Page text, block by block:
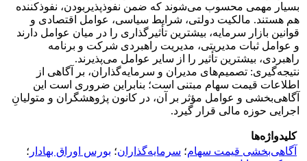
بسیار مهمی محسوب می‌شوند که ضمن نفوذپذیربودن، نفوذکننده
هم هستند. مالکیت دولتی، شرایط سیاسی، عوامل اقتصادی و
قوانین بازار سرمایه، بیشترین تأثیرگذاری را در میان عوامل دارند
و عوامل ثبات مدیریتی، مدیریت راهبردی شرکت و برنامه
راهبردی، بیشترین تأثیر را از سایر عوامل می‌پذیرند.
نتیجه‌گیری: تصمیم‌های مدیران و سرمایه‌گذاران، بر آگاهی از
اطلاعات قیمت سهام مبتنی است؛ بنابراین ضروری است این
آگاهی‌بخشی و عوامل مؤثر بر آن، در کانون پژوهشگران و متولیانِ
اجرایی حوزه مالی قرار گیرد.
کلیدواژه‌ها
آگاهی‌بخشی قیمت سهام؛ سرمایه‌گذاران؛ بورس اوراق بهادار ؛